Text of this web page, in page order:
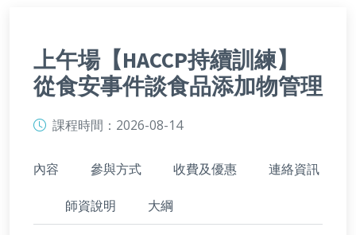
上午場【HACCP持續訓練】
從食安事件談食品添加物管理
課程時間： 2026-08-14
內容 參與方式 收費及優惠
連絡資訊
師資說明
大綱